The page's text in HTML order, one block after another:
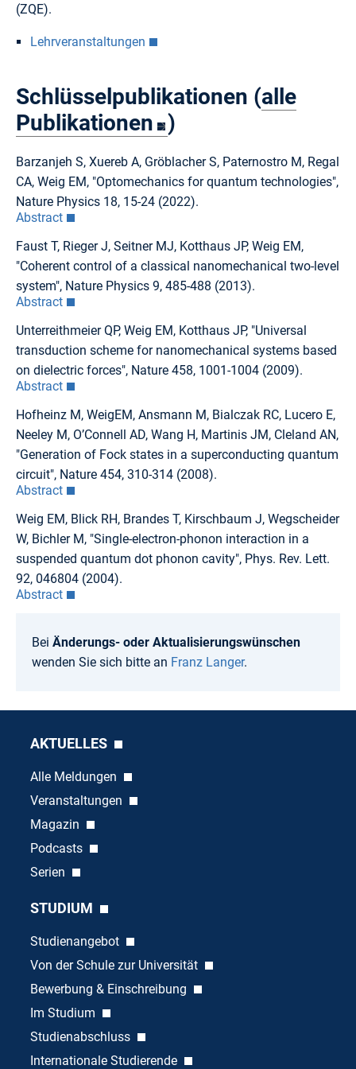
(ZQE).
Lehrveranstaltungen
Schlüsselpublikationen (alle
Publikationen )
Barzanjeh S, Xuereb A, Gröblacher S, Paternostro M, Regal
CA, Weig EM, "Optomechanics for quantum technologies",
Nature Physics 18, 15-24 (2022).
Abstract
Faust T, Rieger J, Seitner MJ, Kotthaus JP, Weig EM,
"Coherent control of a classical nanomechanical two-level
system", Nature Physics 9, 485-488 (2013).
Abstract
Unterreithmeier QP, Weig EM, Kotthaus JP, "Universal
transduction scheme for nanomechanical systems based
on dielectric forces", Nature 458, 1001-1004 (2009).
Abstract
Hofheinz M, WeigEM, Ansmann M, Bialczak RC, Lucero E,
Neeley M, O’Connell AD, Wang H, Martinis JM, Cleland AN,
"Generation of Fock states in a superconducting quantum
circuit", Nature 454, 310-314 (2008).
Abstract
Weig EM, Blick RH, Brandes T, Kirschbaum J, Wegscheider
W, Bichler M, "Single-electron-phonon interaction in a
suspended quantum dot phonon cavity", Phys. Rev. Lett.
92, 046804 (2004).
Abstract
Bei Änderungs- oder Aktualisierungswünschen
wenden Sie sich bitte an Franz Langer.
AKTUELLES
Alle Meldungen
Veranstaltungen
Magazin
Podcasts
Serien
STUDIUM
Studienangebot
Von der Schule zur Universität
Bewerbung & Einschreibung
Im Studium
Studienabschluss
Internationale Studierende